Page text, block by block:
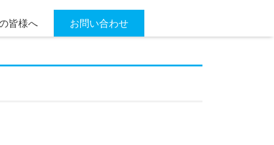
皆様へ お問い合わせ